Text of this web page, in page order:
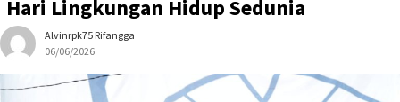
Hari Lingkungan Hidup Sedunia
Alvinrpk75 Rifangga
06/06/2026